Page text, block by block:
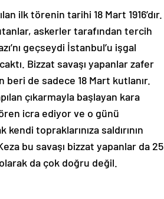
ilk törenin tarihi 18 Mart 1916’dır.
askerler tarafından tercih
geçseydi İstanbul’u işgal
Bizzat savaşı yapanlar zafer
beri de sadece 18 Mart kutlanır.
çıkarmayla başlayan kara
icra ediyor ve o günü
topraklarınıza saldırının
bu savaşı bizzat yapanlar da 25
da çok doğru değil.